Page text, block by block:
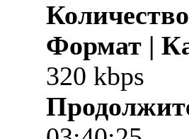
Формат |
320 kbps